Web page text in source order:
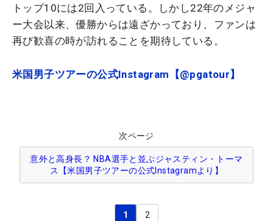
トップ10には2回入っている。しかし22年のメジャ
ー大会以来、優勝からは遠ざかっており、ファンは
再び歓喜の時が訪れることを期待している。
米国男子ツアーの公式Instagram【@pgatour】
次ページ
意外と高身長？ NBA選手と並ぶジャスティン・トーマ
ス【米国男子ツアーの公式Instagramより】
1 2